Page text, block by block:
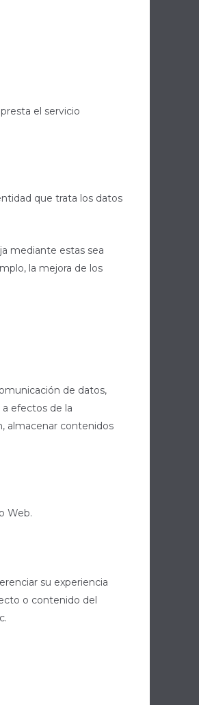
el servicio
que trata los datos
mediante estas sea
la mejora de los
de datos,
efectos de la
almacenar contenidos
Web.
su experiencia
o contenido del